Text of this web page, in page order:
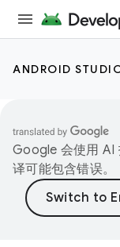
ANDROID
Google 会使用 AI
译可能包含错误。